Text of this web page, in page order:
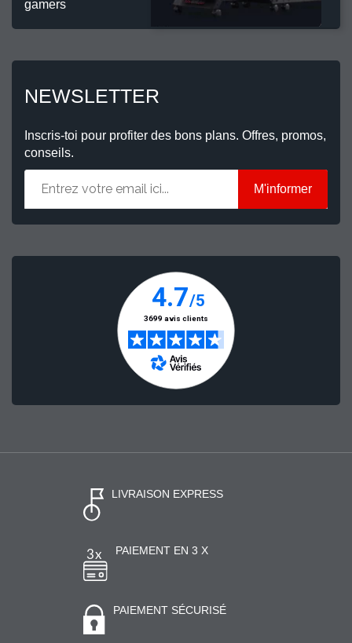
gamers
NEWSLETTER
Inscris-toi pour profiter des bons plans. Offres, promos,
conseils.
M'informer
LIVRAISON EXPRESS
PAIEMENT EN 3 X
PAIEMENT SÉCURISÉ